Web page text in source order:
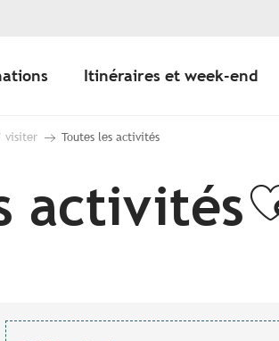
Itinéraires et week-end
visiter Toutes les activités
activités